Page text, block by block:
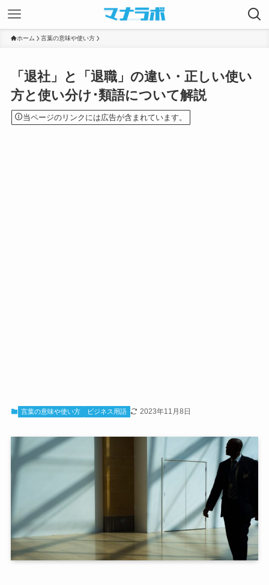
ホーム 言葉の意味や使い方
「退社」と「退職」の違い・正しい使い
方と使い分け･類語について解説
当ページのリンクには広告が含まれています。
言葉の意味や使い方 ビジネス用語 2023年11月8日